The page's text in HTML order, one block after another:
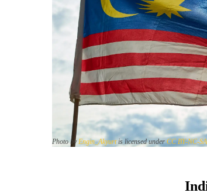
Photo by Engin_Akyurtis licensed underCC BY-NC-SA